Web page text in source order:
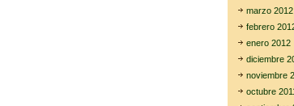
marzo 2012
febrero
enero 2012
diciembre
noviembre
octubre